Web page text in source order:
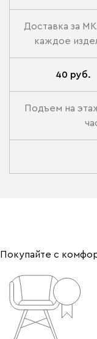
Доставка за
каждое
40 руб.
Подъем на
Покупайте с